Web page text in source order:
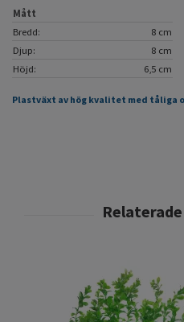
Mått
Bredd:
8 cm
Djup:
8 cm
Höjd:
6,5 cm
Plastväxt av hög kvalitet med tåliga